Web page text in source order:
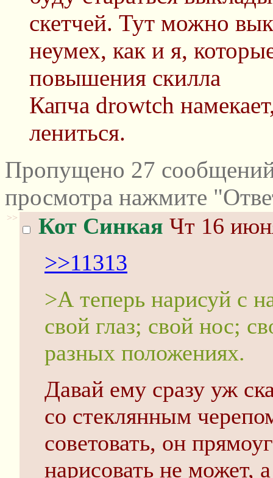
скетчей. Тут можно
неумех, как и я,
повышения скилла
Капча drowtch
лениться.
Пропущено 27
просмотра нажмите
>> Кот Синкая Чт 16
>>11313
>А теперь нарисуй с
свой глаз; свой нос;
разных положениях.
Давай ему сразу уж
со стеклянным
советовать, он
нарисовать не может,